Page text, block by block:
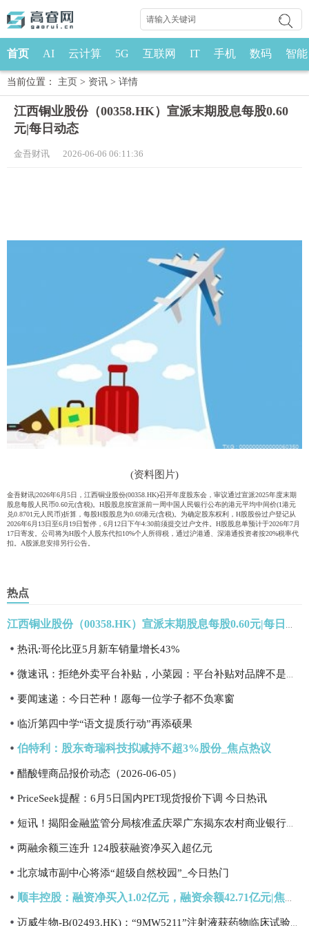
首页 AI 云计算 5G 互联网 IT 手机 数码 智能
当前位置： 主页 > 资讯 > 详情
江西铜业股份（00358.HK）宣派末期股息每股0.60
元|每日动态
金吾财讯 2026-06-06 06:11:36
(资料图片)
金吾财讯|2026年6月5日，江西铜业股份(00358.HK)召开年度股东会，审议通过宣派2025年度末期
股息每股人民币0.60元(含税)。H股股息按宣派前一周中国人民银行公布的港元平均中间价(1港元
兑0.8701元人民币)折算，每股H股股息为0.69港元(含税)。为确定股东权利，H股股份过户登记从
2026年6月13日至6月19日暂停，6月12日下午4:30前须提交过户文件。H股股息单预计于2026年7月
17日寄发。公司将为H股个人股东代扣10%个人所得税，通过沪港通、深港通投资者按20%税率代
扣。A股派息安排另行公告。
热点
热讯:哥伦比亚5月新车销量增长43%
要闻速递：今日芒种！愿每一位学子都不负寒窗
临沂第四中学“语文提质行动”再添硕果
伯特利：股东奇瑞科技拟减持不超3%股份_焦点热议
醋酸锂商品报价动态（2026-06-05）
PriceSeek提醒：6月5日国内PET现货报价下调 今日热讯
两融余额三连升 124股获融资净买入超亿元
北京城市副中心将添“超级自然校园”_今日热门